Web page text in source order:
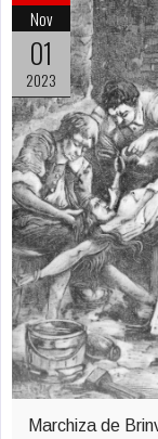
regele
Şi-a
pentru
magie
Nov
01
2023
Marchiza de